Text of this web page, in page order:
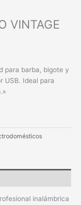
VINTAGE
para barba, bigote y
USB. Ideal para
inalámbrica